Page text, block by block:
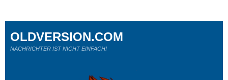
OLDVERSION.COM
NACHRICHTER IST NICHT EINFACH!